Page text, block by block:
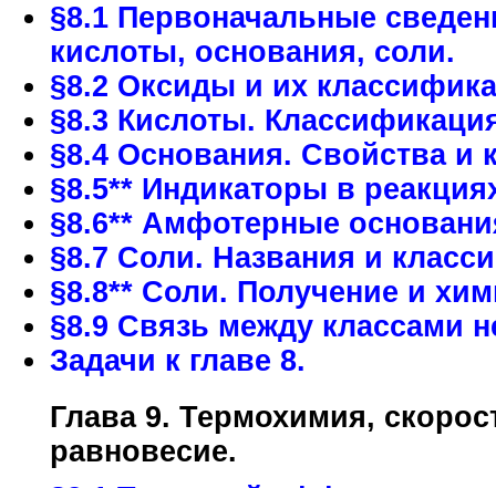
§8.1 Первоначальные
кислоты, основания, соли.
§8.2 Оксиды и их
§8.3 Кислоты.
§8.4 Основания. Свойства и
§8.5** Индикаторы в
§8.6** Амфотерные
§8.7 Соли. Названия и
§8.8** Соли. Получение и
§8.9 Связь между классами
Задачи к главе 8.
Глава 9. Термохимия,
равновесие.